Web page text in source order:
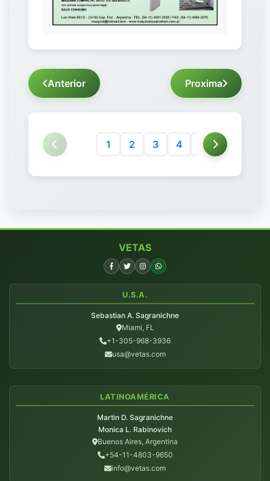
Anterior Proxima
1 2 3 4 5 6
VETAS
U.S.A.
Sebastian A. Sagranichne
Miami, FL
+1-305-968-3936
usa@vetas.com
LATINOAMÉRICA
Martin D. Sagranichne
Monica L. Rabinovich
Buenos Aires, Argentina
+54-11-4803-9650
info@vetas.com